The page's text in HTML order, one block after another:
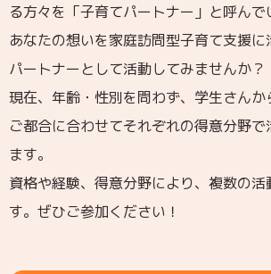
る方々を「子育てパートナー」と呼んで
あなたの想いを家庭訪問型子育て支援
パートナーとして活動してみませんか？
現在、年齢・性別を問わず、学生さんか
ご都合に合わせてそれぞれの得意分野で
ます。
資格や経験、得意分野により、複数の活
す。ぜひご参加ください！